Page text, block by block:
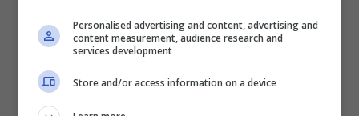
e cosa le rende così speciali?Il loro nome,
“Blood Falls”, deriva dal colore rosso
intenso delle acque che sgorgano dalle
Personalised advertising and content, advertising and
content measurement, audience research and
services development
Store and/or access information on a device